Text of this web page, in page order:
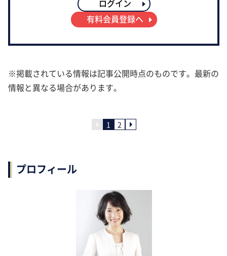
ログイン
有料会員登録へ
※掲載されている情報は記事公開時点のものです。最新の
情報と異なる場合があります。
1 2
プロフィール